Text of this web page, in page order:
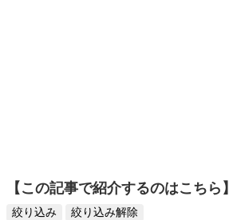
【この記事で紹介するのはこちら】
絞り込み
絞り込み解除